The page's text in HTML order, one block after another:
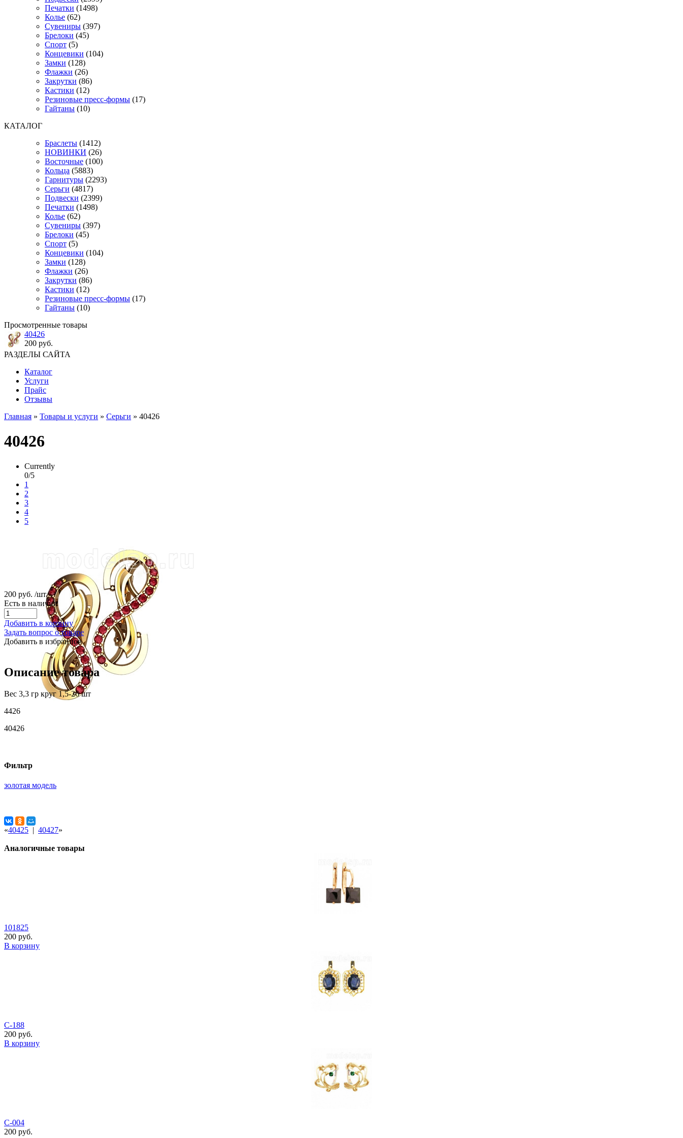
Печатки (1498)
Колье (62)
Сувениры (397)
Брелоки (45)
Спорт (5)
Концевики (104)
Замки (128)
Флажки (26)
Закрутки (86)
Кастики (12)
Резиновые пресс-формы (17)
Гайтаны (10)
КАТАЛОГ
Браслеты (1412)
НОВИНКИ (26)
Восточные (100)
Кольца (5883)
Гарнитуры (2293)
Серьги (4817)
Подвески (2399)
Печатки (1498)
Колье (62)
Сувениры (397)
Брелоки (45)
Спорт (5)
Концевики (104)
Замки (128)
Флажки (26)
Закрутки (86)
Кастики (12)
Резиновые пресс-формы (17)
Гайтаны (10)
Просмотренные товары
40426
200 руб.
РАЗДЕЛЫ САЙТА
Каталог
Услуги
Прайс
Отзывы
Главная » Товары и услуги » Серьги » 40426
40426
Currently
0/5
1
2
3
4
5
200 руб. /шт.
Есть в наличии
Добавить в корзину
Задать вопрос о товаре
Добавить в избранное
Описание товара
Вес 3,3 гр круг 1,5-26 шт
4426
40426
Фильтр
золотая модель
«40425 | 40427»
Аналогичные товары
101825
200 руб.
В корзину
С-188
200 руб.
В корзину
С-004
200 руб.